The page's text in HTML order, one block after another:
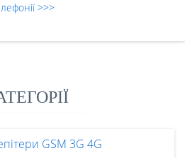
>>>
GSM 3G 4G